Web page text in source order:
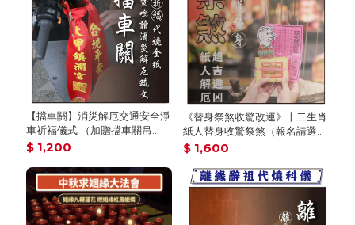
》十二生肖
報名請選擇
加持各生
名額有
【捐香轉運植福澤】+ 代功德主
捐香祈福服務 + 錢母過爐服務：
財氣、功德一次圓滿 （價值
$ 1,988
捐香轉運-專注於捐香植福做功
德-無贈品
$ 1,680